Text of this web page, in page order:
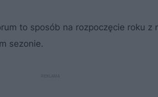
to sposób na rozpoczęcie roku z
sezonie.